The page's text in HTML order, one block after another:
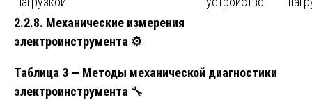
2.2.8. Механические измерения
электроинструмента ⚙️
Таблица 3 — Методы механической диагностики
электроинструмента 🔧